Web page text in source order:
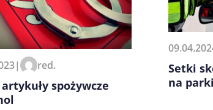
podczas pisania
| red.
spożywcze
Setki
na